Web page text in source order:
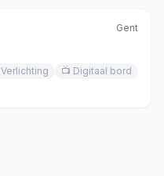
Gent
Verlichting 📺 Digitaal bord